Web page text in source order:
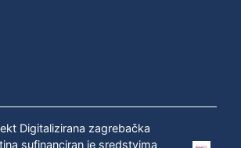
Digitalizirana zagrebačka
sufinanciran je sredstvima